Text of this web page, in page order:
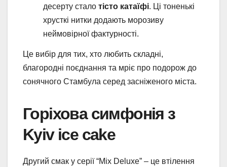
десерту стало тісто катаїфі. Ці тоненькі
хрусткі нитки додають морозиву
неймовірної фактурності.
Це вибір для тих, хто любить складні,
благородні поєднання та мріє про подорож до
сонячного Стамбула серед засніженого міста.
Горіхова симфонія з
Kyiv ice cake
Другий смак у серії “Mix Deluxe” – це втілення